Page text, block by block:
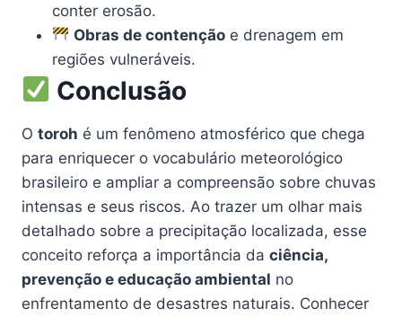
conter erosão.
Obras de contenção e drenagem em
regiões vulneráveis.
Conclusão
O toroh é um fenômeno atmosférico que chega
para enriquecer o vocabulário meteorológico
brasileiro e ampliar a compreensão sobre chuvas
intensas e seus riscos. Ao trazer um olhar mais
detalhado sobre a precipitação localizada, esse
conceito reforça a importância da ciência,
prevenção e educação ambiental no
enfrentamento de desastres naturais. Conhecer